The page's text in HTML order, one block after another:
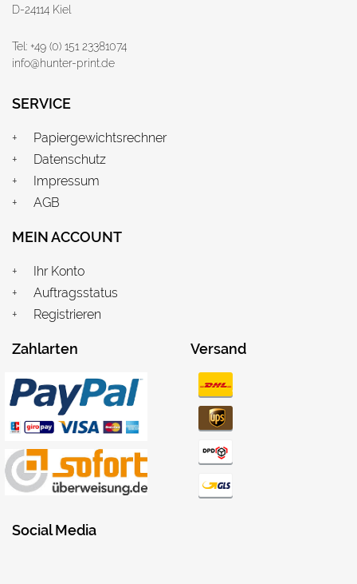
D-24114 Kiel
Tel: +49 (0) 151 23381074
info@hunter-print.de
SERVICE
Papiergewichtsrechner
Datenschutz
Impressum
AGB
MEIN ACCOUNT
Ihr Konto
Auftragsstatus
Registrieren
Zahlarten Versand
Social Media